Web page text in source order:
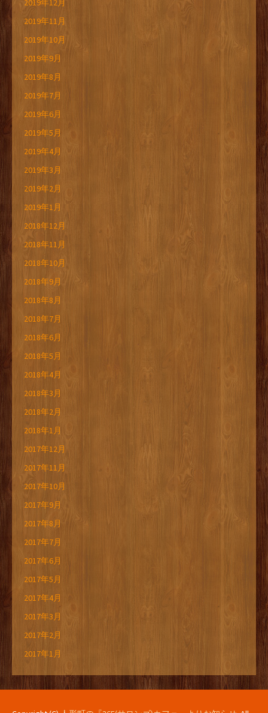
2019年12月
2019年11月
2019年10月
2019年9月
2019年8月
2019年7月
2019年6月
2019年5月
2019年4月
2019年3月
2019年2月
2019年1月
2018年12月
2018年11月
2018年10月
2018年9月
2018年8月
2018年7月
2018年6月
2018年5月
2018年4月
2018年3月
2018年2月
2018年1月
2017年12月
2017年11月
2017年10月
2017年9月
2017年8月
2017年7月
2017年6月
2017年5月
2017年4月
2017年3月
2017年2月
2017年1月